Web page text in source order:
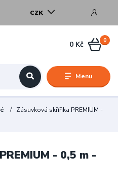
Menu
CZK
0
0 Kč
Zásuvková skříňka PREMIUM -
- 0,5 m -